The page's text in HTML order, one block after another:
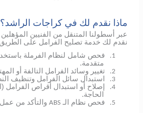
ماذا نقدم لك في كراجات الراشد؟
عبر أسطولنا المتنقل من الفنيين المؤهلين
نقدم لك خدمة تصليح الفرامل على
1.
فحص شامل لنظام الفرملة
متقدمة.
2. تغيير وسائد الفرامل التالفة أو
3. استبدال سائل الفرامل وتنظيف
4.
إصلاح أو استبدال أقراص الفرامل
الحاجة.
5. فحص نظام الـABS والتأكد من